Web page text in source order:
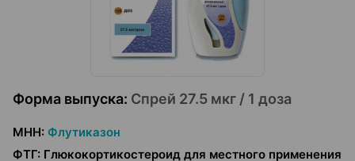
Форма выпуска: Спрей 27.5 мкг / 1 доза
МНН: Флутиказон
ФТГ: Глюкокортикостероид для местного применения